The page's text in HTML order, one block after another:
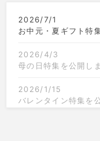
2026/7/1
お中元・夏ギフト特
2026/4/3
母の日特集を公開し
2026/1/15
バレンタイン特集を
クリスマス限定のラ